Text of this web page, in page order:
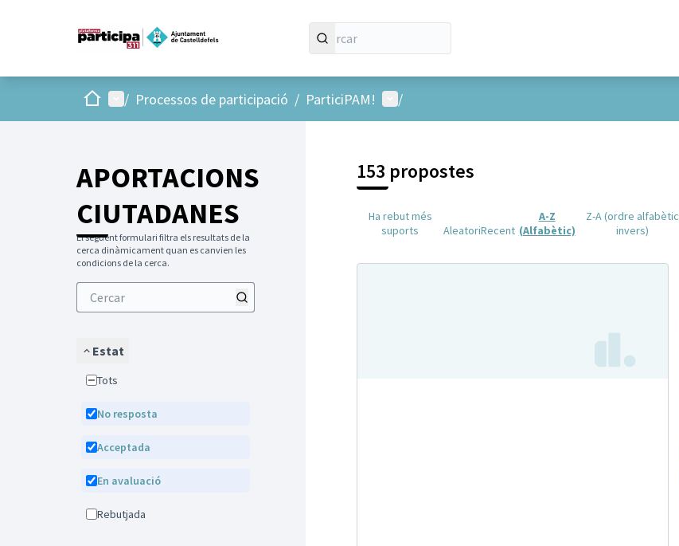
Inici Menú principal
/ Processos de participació / ParticiPAM! Menú d'usuari
/
APORTACIONS
CIUTADANES
El següent formulari filtra els resultats de la
cerca dinàmicament quan es canvien les
condicions de la cerca.
Estat
Tots
No resposta
Acceptada
En avaluació
Rebutjada
153 propostes
Ha rebut més
suports
AleatoriRecent
A-Z
(Alfabètic)
Z-A (ordre alfabètic
invers)